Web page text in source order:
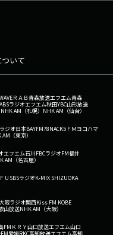
いて
ＲＡＢ青森放送エフエム青森
ABSラジオエフエム秋田YBC山形放送
NHK AM（札幌） NHK AM（仙台）
ラジオ日本BAYFM78NACK5 ＦＭヨコハマ
（東京）
エフエム石川FBCラジオFM福井
AM（名古屋）
Ｕ SBSラジオK-MIX SHIZUOKA
阪ラジオ関西Kiss FM KOBE
山放送NHK AM（大阪）
FM ＫＲＹ山口放送エフエム山口
FM愛媛RKC高知放送エフエム高知